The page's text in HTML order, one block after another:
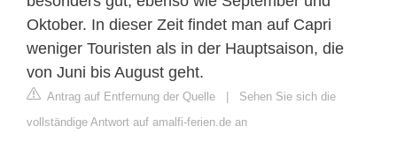
Oktober. In dieser Zeit findet man auf Capri
weniger Touristen als in der Hauptsaison, die
von Juni bis August geht.
Antrag auf Entfernung der Quelle
Sehen Sie sich die
vollständige Antwort auf amalfi-ferien.de an